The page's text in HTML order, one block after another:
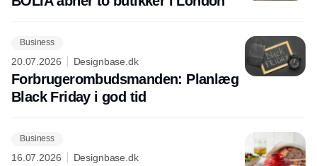
Business
20.07.2026 Designbase.dk
Forbrugerombudsmanden: Planlæg
Black Friday i god tid
Business
16.07.2026 Designbase.dk